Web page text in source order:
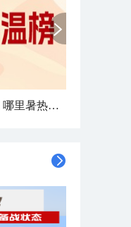
数据看今年7月哪里热到破纪录 哪里暑热连轴转